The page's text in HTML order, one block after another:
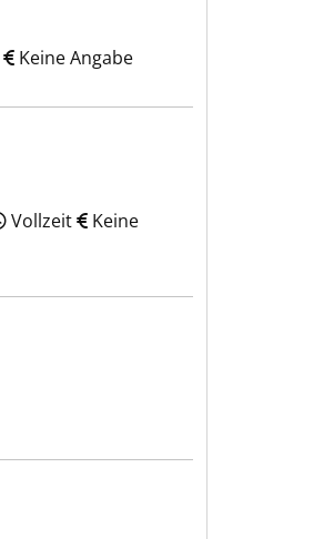
Keine Angabe
Vollzeit
Keine